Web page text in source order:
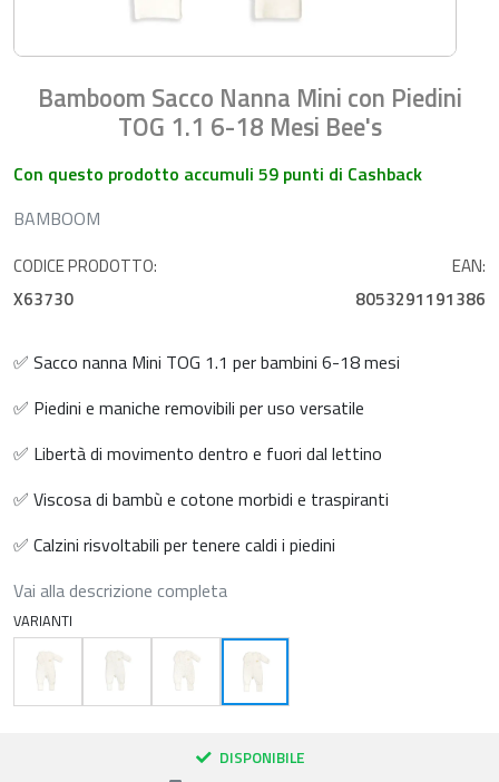
Bamboom Sacco Nanna Mini con Piedini
TOG 1.1 6-18 Mesi Bee's
Con questo prodotto accumuli 59 punti di Cashback
BAMBOOM
CODICE PRODOTTO:
X63730
EAN:
8053291191386
✅ Sacco nanna Mini TOG 1.1 per bambini 6-18 mesi
✅ Piedini e maniche removibili per uso versatile
✅ Libertà di movimento dentro e fuori dal lettino
✅ Viscosa di bambù e cotone morbidi e traspiranti
✅ Calzini risvoltabili per tenere caldi i piedini
Vai alla descrizione completa
VARIANTI
DISPONIBILE